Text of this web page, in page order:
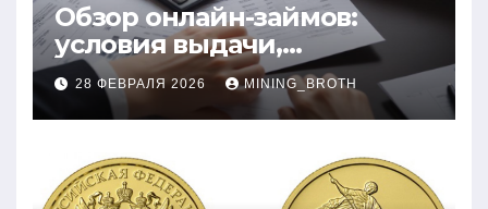
Обзор онлайн-займов:
условия выдачи,
процентные ставки и
требования к заемщикам
28 ФЕВРАЛЯ 2026 MINING_BROTH